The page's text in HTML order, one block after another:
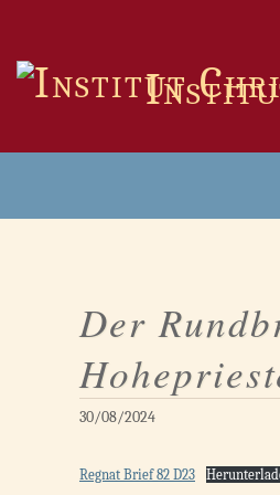
springen
Der
30/08/2024
Regnat Brief 82 D23